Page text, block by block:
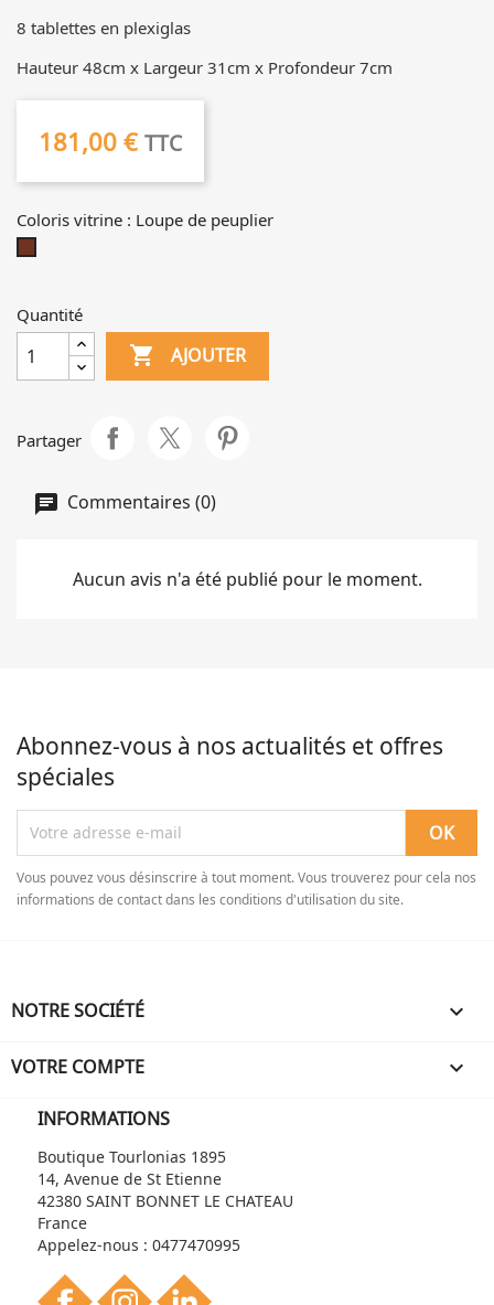
8 tablettes en plexiglas
Hauteur 48cm x Largeur 31cm x Profondeur 7cm
181,00 € TTC
Coloris vitrine : Loupe de peuplier
Quantité
 AJOUTER
Partager
Commentaires (0)
Aucun avis n'a été publié pour le moment.
Abonnez-vous à nos actualités et offres
spéciales
Vous pouvez vous désinscrire à tout moment. Vous trouverez pour cela nos
informations de contact dans les conditions d'utilisation du site.
NOTRE SOCIÉTÉ 
VOTRE COMPTE 
INFORMATIONS
Boutique Tourlonias 1895
14, Avenue de St Etienne
42380 SAINT BONNET LE CHATEAU
France
Appelez-nous : 0477470995